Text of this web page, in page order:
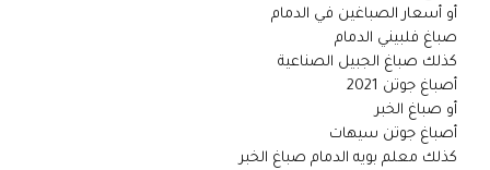
أو أسعار الصباغين في الدمام
صباغ فلبيني الدمام
كذلك صباغ الجبيل الصناعية
أصباغ جوتن 2021
أو صباغ الخبر
أصباغ جوتن سيهات
كذلك معلم بويه الدمام صباغ الخبر